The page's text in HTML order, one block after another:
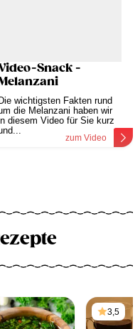
Snack -
Die wichtigsten Fakten rund
die Melanzani haben wir
diesem Video für Sie kurz
zum Video
3,5